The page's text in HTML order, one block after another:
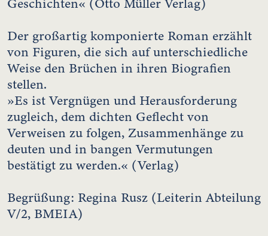
Der großartig komponierte Roman erzählt
von Figuren, die sich auf unterschiedliche
Weise den Brüchen in ihren Biografien
stellen.
»Es ist Vergnügen und Herausforderung
zugleich, dem dichten Geflecht von
Verweisen zu folgen, Zusammenhänge zu
deuten und in bangen Vermutungen
bestätigt zu werden.« (Verlag)
Begrüßung: Regina Rusz (Leiterin Abteilung
V/2, BMEIA)